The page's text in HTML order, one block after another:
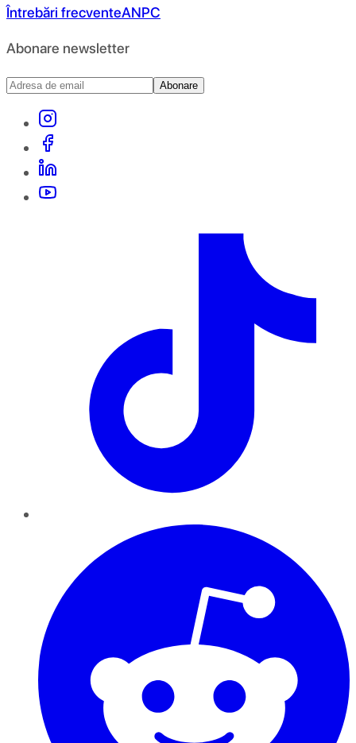
Întrebări frecventeANPC
Abonare newsletter
Abonare